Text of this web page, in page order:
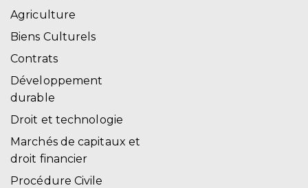
Agriculture
Biens Culturels
Contrats
Développement
durable
Droit et technologie
Marchés de capitaux et
droit financier
Procédure Civile